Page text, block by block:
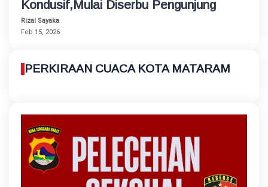
Kondusif,Mulai Diserbu Pengunjung
Rizal Sayaka
Feb 15, 2026
PERKIRAAN CUACA KOTA MATARAM